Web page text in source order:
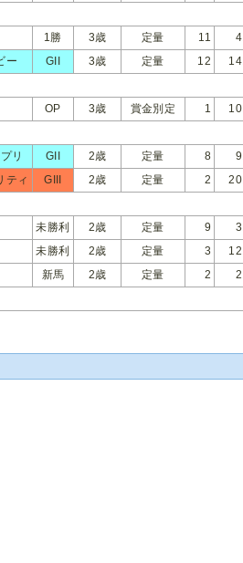
1勝 3歳 定量 11
ー GII 3歳 定量 12
OP 3歳 賞金別定 1
リ GII 2歳 定量 8
ティ GIII 2歳 定量 2
未勝利 2歳 定量 9
未勝利 2歳 定量 3
新馬 2歳 定量 2